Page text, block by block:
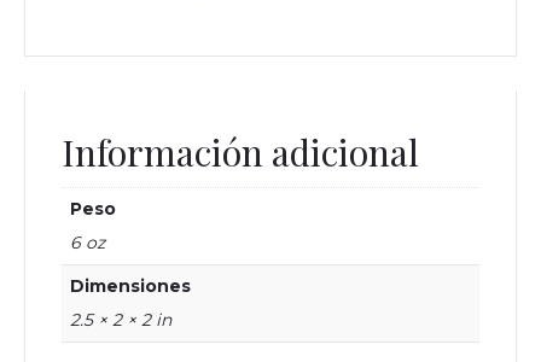
Información adicional
Peso
6 oz
Dimensiones
2.5 × 2 × 2 in